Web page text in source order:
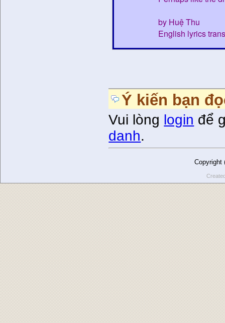
by Huệ Thu
English lyrics
Ý kiến bạn
Vui lòng login để
danh.
Copyright